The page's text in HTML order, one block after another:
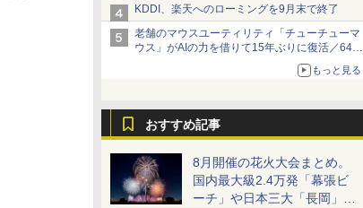
KDDI、楽天へのローミングを9月末で終了
老舗のマウスユーティリティ「チューチューマ
ウス」がAIの力を借りて15年ぶりに復活／64bit
化、Windows 10/11、「Chrome」も走り回
る。復活記念で2026年末まで500円
もっと見る
おすすめ記事
8月開催の花火大会まとめ。
国内最大級2.4万発「幕張ビ
ーチ」や日本三大「長岡」な